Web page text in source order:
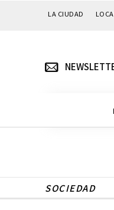
LA CIUDAD
SOCIEDAD